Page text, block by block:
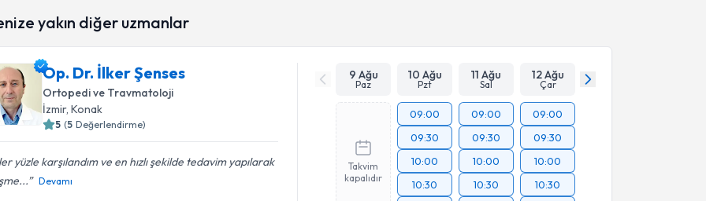
yakın diğer uzmanlar
Op. Dr. İlker Şenses
Ortopedi ve Travmatoloji
İzmir, Konak
5 (5 Değerlendirme)
yüzle karşılandım ve en hızlı şekilde tedavim yapılarak
Devamı
9 Ağu
Paz
10 Ağu
Pzt
11 Ağu
Sal
12 Ağu
Çar
Takvim
kapalıdır
09:00
09:30
10:00
10:30
09:00
09:30
10:00
10:30
09:00
09:30
10:00
10:30